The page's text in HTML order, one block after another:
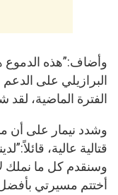
وأضاف:”هذه
البرازيلي على
الفترة الماضية،
وشدد نيمار على أن
قتالية عالية،
وسنقدم كل ما نملك
أختتم مسيرتي